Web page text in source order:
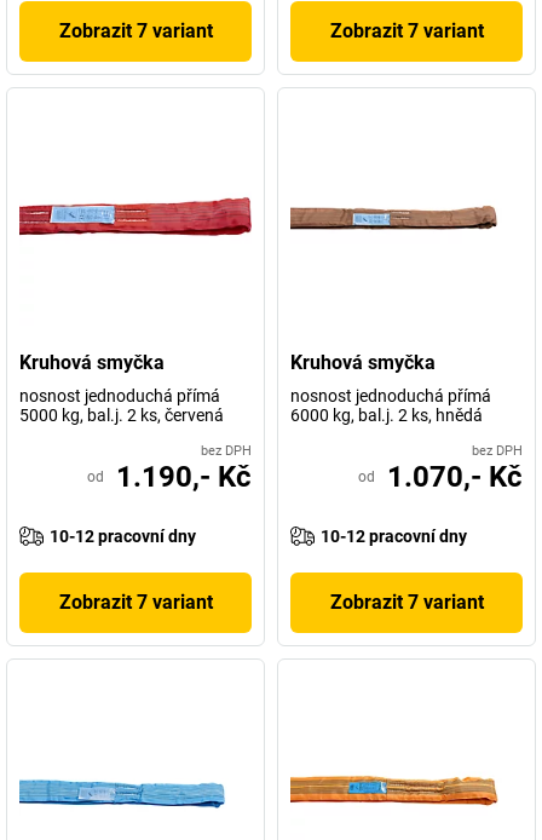
Zobrazit 7 variant Zobrazit 7 variant
Kruhová smyčka
nosnost jednoduchá přímá
5000 kg, bal.j. 2 ks, červená
bez DPH
od 1.190,- Kč
10-12 pracovní dny
Zobrazit 7 variant
Kruhová smyčka
nosnost jednoduchá přímá
6000 kg, bal.j. 2 ks, hnědá
bez DPH
od 1.070,- Kč
10-12 pracovní dny
Zobrazit 7 variant